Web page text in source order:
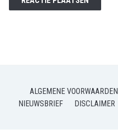
ALGEMENE VOORWAARDEN
NIEUWSBRIEF
DISCLAIMER